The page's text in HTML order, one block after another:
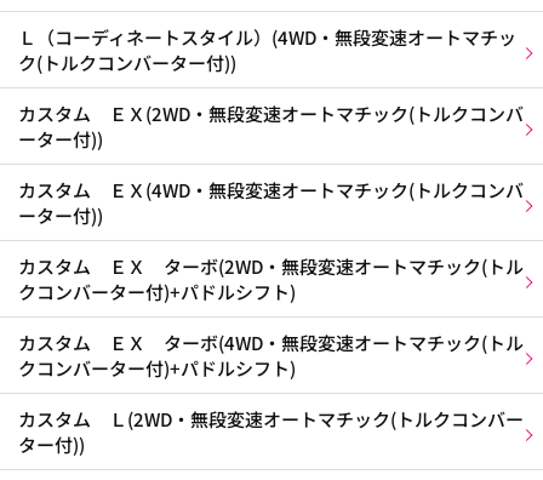
Ｌ（コーディネートスタイル）(4WD・無段変速オートマチッ
ク(トルクコンバーター付))
カスタム ＥＸ(2WD・無段変速オートマチック(トルクコンバ
ーター付))
カスタム ＥＸ(4WD・無段変速オートマチック(トルクコンバ
ーター付))
カスタム ＥＸ ターボ(2WD・無段変速オートマチック(トル
クコンバーター付)+パドルシフト)
カスタム ＥＸ ターボ(4WD・無段変速オートマチック(トル
クコンバーター付)+パドルシフト)
カスタム Ｌ(2WD・無段変速オートマチック(トルクコンバー
ター付))